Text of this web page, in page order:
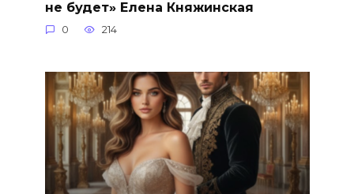
не будет» Елена Княжинская
0 214